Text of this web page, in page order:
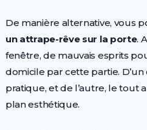
De manière alternative, vous
un attrape-rêve sur la porte.
fenêtre, de mauvais esprits
domicile par cette partie.
pratique, et de l’autre, le tout
plan esthétique.